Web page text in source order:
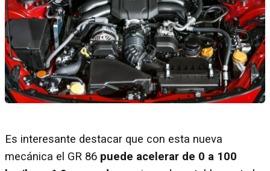
Es interesante destacar que con esta nueva
mecánica el GR 86 puede acelerar de 0 a 100